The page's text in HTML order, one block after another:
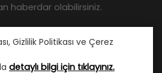
haberdar olabilirsiniz.
Gizlilik Politikası ve Çerez
detaylı bilgi için tıklayınız.